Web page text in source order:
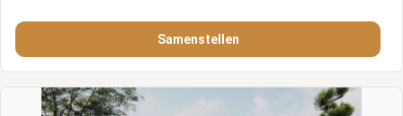
Samenstellen